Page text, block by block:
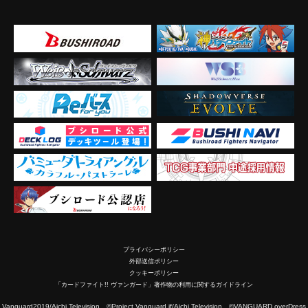
プライバシーポリシー
外部送信ポリシー
クッキーポリシー
「カードファイト!! ヴァンガード」著作物の利用に関するガイドライン
Aichi Television ©Project Vanguard if/Aichi Television ©VANGUARD